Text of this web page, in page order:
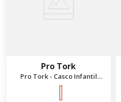
Pro Tork
Pro Tork - Casco Infantil
Liberty 4 M | Negro Mate